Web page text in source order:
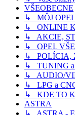
VŠEOBECNE
↳ MÔJ OPEL
↳ ONLINE
↳ AKCIE,
↳ OPEL
↳ POLÍCIA,
↳ TUNING a
↳ AUDIO/
↳ LPG a
↳ KDE TO
ASTRA